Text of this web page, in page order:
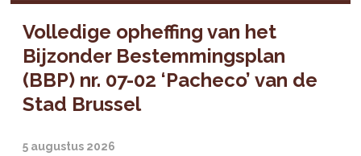
Volledige opheffing van het
Bijzonder Bestemmingsplan
(BBP) nr. 07-02 ‘Pacheco’ van de
Stad Brussel
5 augustus 2026